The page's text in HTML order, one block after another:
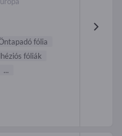
fólia
fóliák
...